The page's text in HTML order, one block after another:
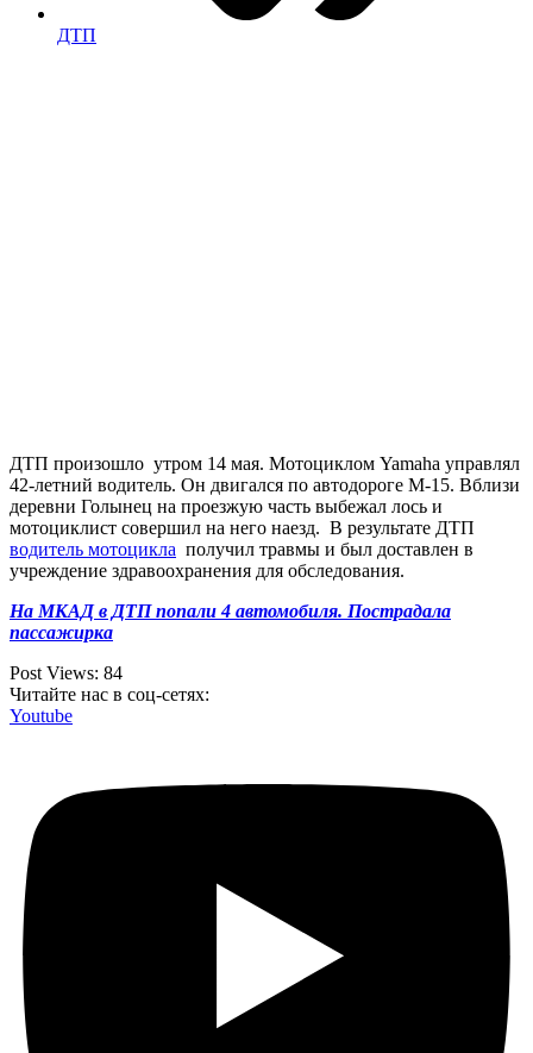
ДТП
ДТП произошло утром 14 мая. Мотоциклом Yamaha управлял
42-летний водитель. Он двигался по автодороге М-15. Вблизи
деревни Голынец на проезжую часть выбежал лось и
мотоциклист совершил на него наезд. В результате ДТП
водитель мотоцикла получил травмы и был доставлен в
учреждение здравоохранения для обследования.
На МКАД в ДТП попали 4 автомобиля. Пострадала
пассажирка
Post Views: 84
Читайте нас в соц-сетях:
Youtube